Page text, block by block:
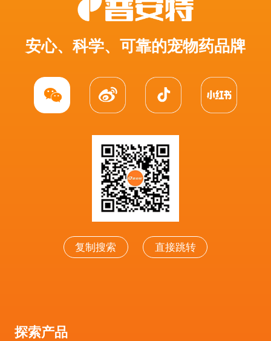
安心、科学、可靠的宠物药品牌
复制搜索 直接跳转
探索产品